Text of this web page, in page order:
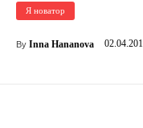
Я новатор
By Inna Hananova